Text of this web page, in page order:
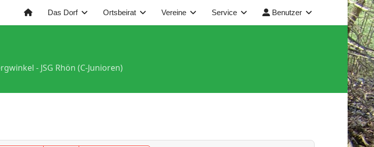
Das Dorf Ortsbeirat Vereine Service Benutzer
- JSG Rhön (C-Junioren)